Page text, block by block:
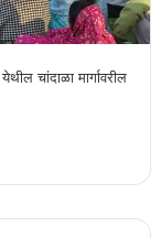
चांदाळा मार्गावरील